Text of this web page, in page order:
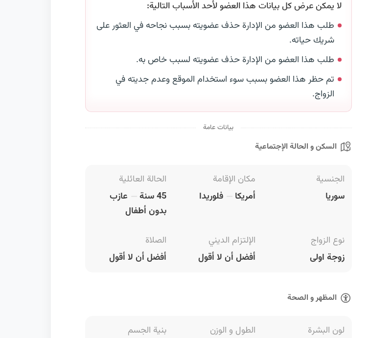
لا يمكن عرض كل بيانات هذا العضو لأحد الأسباب التالية:
طلب هذا العضو من الإدارة حذف عضويته بسبب نجاحه في العثور على
شريك حياته.
طلب هذا العضو من الإدارة حذف عضويته لسبب خاص به.
تم حظر هذا العضو بسبب سوء استخدام الموقع وعدم جديته في
الزواج.
بيانات عامة
السكن و الحالة الإجتماعية
الجنسية
سوريا
مكان الإقامة
أمريكا
فلوريدا
الحالة العائلية
45 سنة
عازب
بدون أطفال
نوع الزواج
زوجة اولى
الإلتزام الديني
أفضل أن لا أقول
الصلاة
أفضل أن لا أقول
المظهر و الصحة
لون البشرة
الطول و الوزن
بنية الجسم